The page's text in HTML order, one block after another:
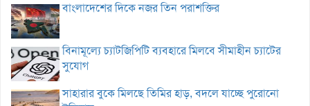
বাংলাদেশের দিকে নজর তিন পরাশক্তির
বিনামূল্যে চ্যাটজিপিটি ব্যবহারে মিলবে সীমাহীন চ্যাটের
সুযোগ
সাহারার বুকে মিলছে তিমির হাড়, বদলে যাচ্ছে পুরোনো